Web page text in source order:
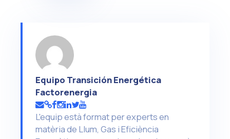
Equipo Transición Energética
Factorenergia
L'equip està format per experts en
matèria de Llum, Gas i Eficiència